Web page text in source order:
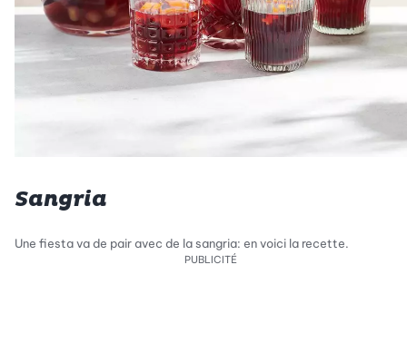
Sangria
Une fiesta va de pair avec de la sangria: en voici la recette.
PUBLICITÉ